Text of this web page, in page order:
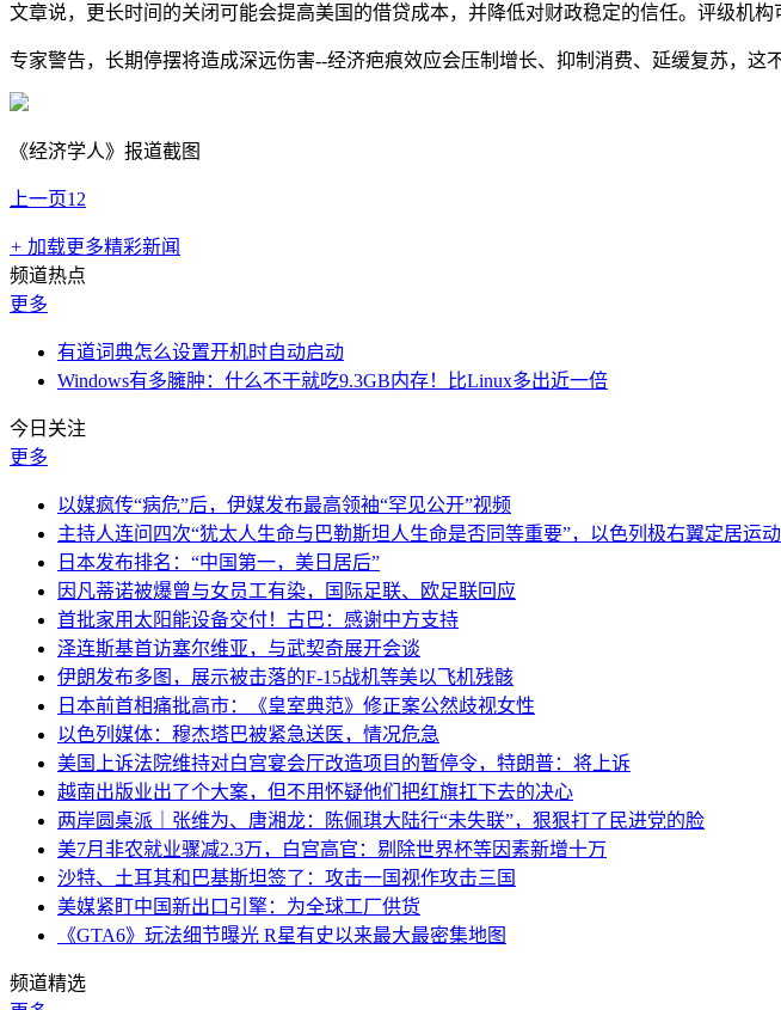
文章说，更长时间的关闭可能会提高美国的借贷成本，并降低对财政稳定的信任。评级机
专家警告，长期停摆将造成深远伤害--经济疤痕效应会压制增长、抑制消费、延缓复苏，这
《经济学人》报道截图
上一页1 2
+ 加载更多精彩新闻
频道热点
更多
有道词典怎么设置开机时自动启动
Windows有多臃肿：什么不干就吃9.3GB内存！比Linux多出近一倍
今日关注
更多
以媒疯传“病危”后，伊媒发布最高领袖“罕见公开”视频
主持人连问四次“犹太人生命与巴勒斯坦人生命是否同等重要”，以色列极右翼定居运
日本发布排名：“中国第一，美日居后”
因凡蒂诺被爆曾与女员工有染，国际足联、欧足联回应
首批家用太阳能设备交付！古巴：感谢中方支持
泽连斯基首访塞尔维亚，与武契奇展开会谈
伊朗发布多图，展示被击落的F-15战机等美以飞机残骸
日本前首相痛批高市：《皇室典范》修正案公然歧视女性
以色列媒体：穆杰塔巴被紧急送医，情况危急
美国上诉法院维持对白宫宴会厅改造项目的暂停令，特朗普：将上诉
越南出版业出了个大案，但不用怀疑他们把红旗扛下去的决心
两岸圆桌派｜张维为、唐湘龙：陈佩琪大陆行“未失联”，狠狠打了民进党的脸
美7月非农就业骤减2.3万，白宫高官：剔除世界杯等因素新增十万
沙特、土耳其和巴基斯坦签了：攻击一国视作攻击三国
美媒紧盯中国新出口引擎：为全球工厂供货
《GTA6》玩法细节曝光 R星有史以来最大最密集地图
频道精选